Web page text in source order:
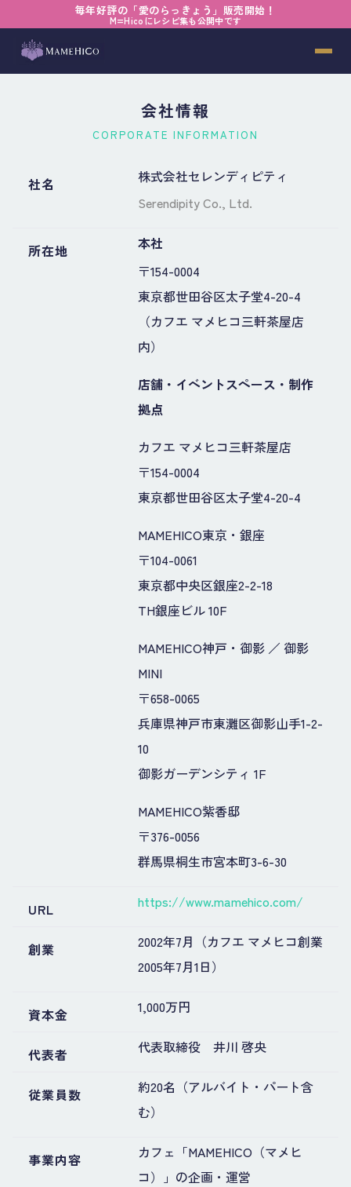
毎年好評の「愛のらっきょう」販売開始！
M=Hicoにレシピ集も公開中です
一杯の珈琲と、面白いという美学を
会社情報
CORPORATE INFORMATION
社名
株式会社セレンディピティ
Serendipity Co., Ltd.
所在地
本社
〒154-0004
東京都世田谷区太子堂4-20-4
（カフエ マメヒコ三軒茶屋店
内）
店舗・イベントスペース・制作
拠点
カフエ マメヒコ三軒茶屋店
〒154-0004
東京都世田谷区太子堂4-20-4
MAMEHICO東京・銀座
〒104-0061
東京都中央区銀座2-2-18
TH銀座ビル 10F
MAMEHICO神戸・御影 ／ 御影
MINI
〒658-0065
兵庫県神戸市東灘区御影山手1-2-
10
御影ガーデンシティ 1F
MAMEHICO紫香邸
〒376-0056
群馬県桐生市宮本町3-6-30
URL https://www.mamehico.com/
創業
2002年7月（カフエ マメヒコ創業
2005年7月1日）
資本金 1,000万円
代表者 代表取締役 井川 啓央
従業員数
約20名（アルバイト・パート含
む）
事業内容
カフェ「MAMEHICO（マメヒ
コ）」の企画・運営